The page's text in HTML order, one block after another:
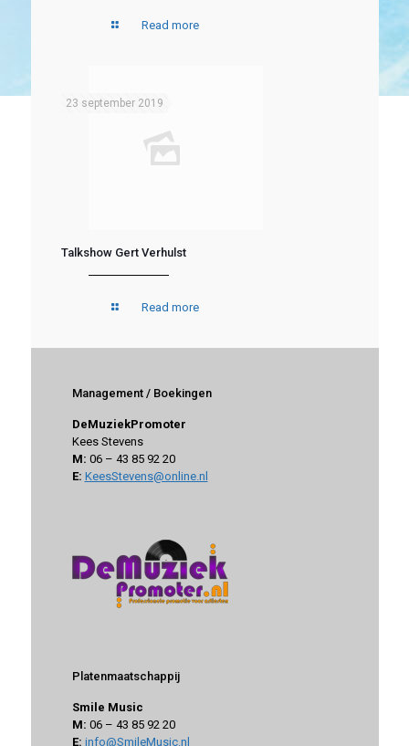
Read more
23 september 2019
Talkshow Gert Verhulst
Read more
Management / Boekingen
DeMuziekPromoter
Kees Stevens
M: 06 – 43 85 92 20
E: KeesStevens@online.nl
Platenmaatschappij
Smile Music
M: 06 – 43 85 92 20
E: info@SmileMusic.nl